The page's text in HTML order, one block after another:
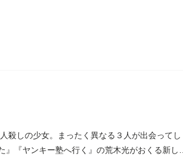
殺しの少女。まったく異なる３人が出会ってし
『ヤンキー塾へ行く』の荒木光がおくる新しい